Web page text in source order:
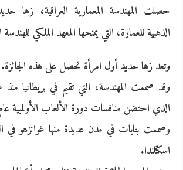
حصلت المهندسة المعمارية العراقية، زها
الذهبية للعمارة، التي يمنحها المعهد الملكي للهندسة
وتعد زها حديد أول امرأة تحصل على هذه الجائزة.
وقد صممت المهندسة، التي تقيم في بريطانيا
الذي احتضن منافسات دورة الألعاب الأولمبية عام 2012 في
وصممت بنايات في مدن عديدة منها غوانزهو في
اسكتلندا.